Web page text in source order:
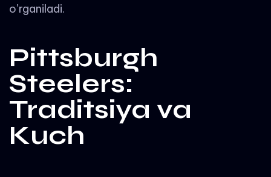
o’rganiladi.
Pittsburgh
Steelers:
Traditsiya va
Kuch